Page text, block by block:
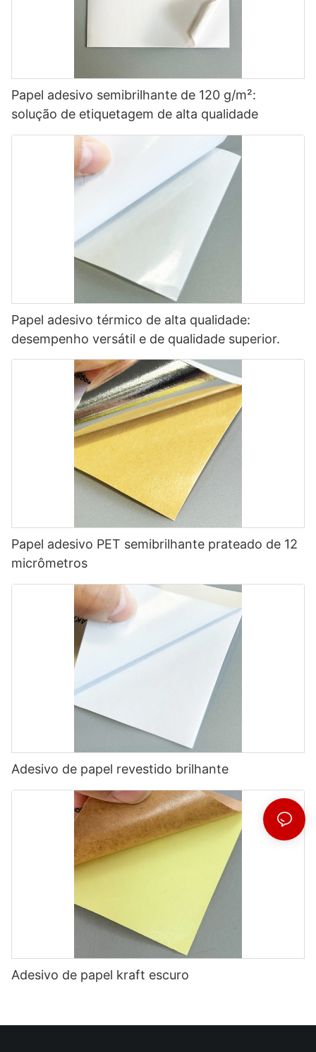
Papel adesivo semibrilhante de 120 g/m²:
solução de etiquetagem de alta qualidade
Papel adesivo térmico de alta qualidade:
desempenho versátil e de qualidade superior.
Papel adesivo PET semibrilhante prateado de 12
micrômetros
Adesivo de papel revestido brilhante
Adesivo de papel kraft escuro